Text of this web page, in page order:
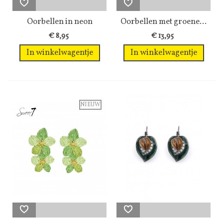
Oorbellen in neon
groene kleur...
€ 8,95
In winkelwagentje
Oorbellen met groene...
€ 13,95
In winkelwagentje
NIEUW